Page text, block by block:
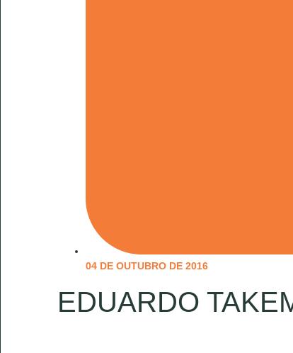
04 DE OUTUBRO DE 2016
EDUARDO